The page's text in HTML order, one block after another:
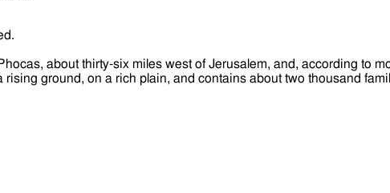
about thirty-six miles west of Jerusalem, and, according to
Lydda, between which it is situated. It is built on a rising ground, on a rich plain, and contains about two thousand